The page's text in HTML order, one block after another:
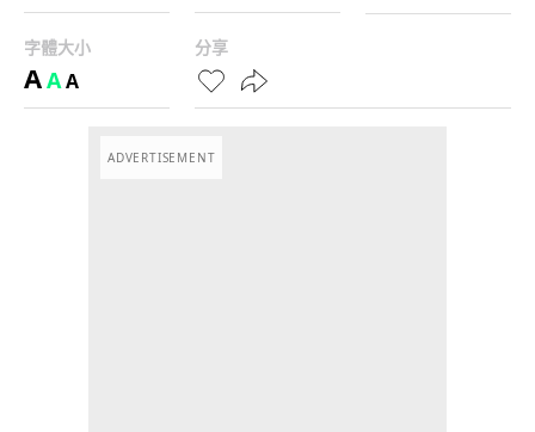
字體大小
AAA
分享
ADVERTISEMENT